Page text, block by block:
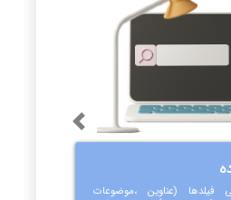
(عناوین ،موضوعات
Previous